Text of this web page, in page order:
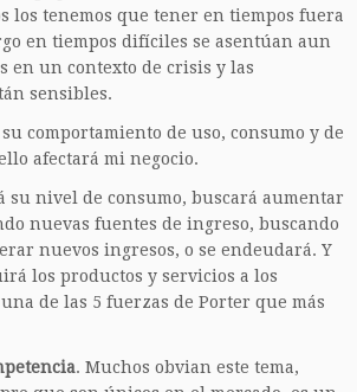
los tenemos que tener en tiempos fuera
en tiempos difíciles se asentúan aun
en un contexto de crisis y las
sensibles.
comportamiento de uso, consumo y de
afectará mi negocio.
su nivel de consumo, buscará aumentar
nuevas fuentes de ingreso, buscando
nuevos ingresos, o se endeudará. Y
los productos y servicios a los
de las 5 fuerzas de Porter que más
. Muchos obvian este tema,